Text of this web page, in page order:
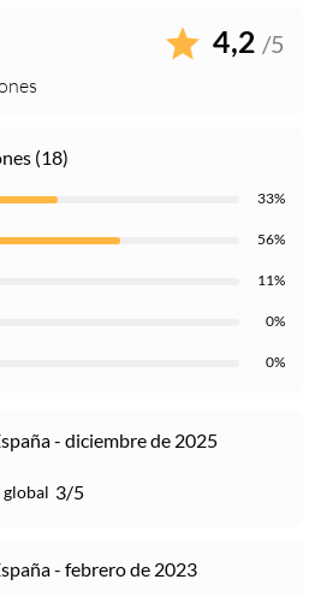
4,2 /5
(18)
33%
56%
11%
0%
0%
- diciembre de 2025
3/5
- febrero de 2023